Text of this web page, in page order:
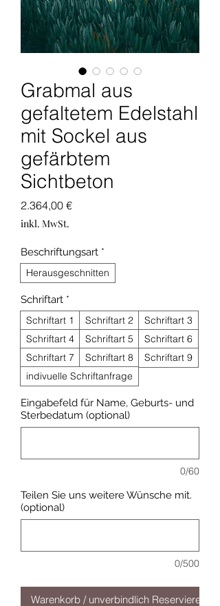
Grabmal aus
gefaltetem Edelstahl
mit Sockel aus
gefärbtem
Sichtbeton
2.364,00 €Preis
inkl. MwSt.
Beschriftungsart *
Herausgeschnitten
Schriftart *
Schriftart 1
Schriftart 2
Schriftart 3
Schriftart 4
Schriftart 5
Schriftart 6
Schriftart 7
Schriftart 8
Schriftart 9
indivuelle Schriftanfrage
Eingabefeld für Name, Geburts- und
Sterbedatum (optional)
0/60
Teilen Sie uns weitere Wünsche mit.
(optional)
0/500
Warenkorb / unverbindlich Reservieren